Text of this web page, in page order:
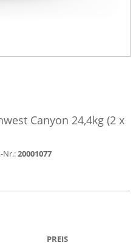
Canyon 24,4kg (2 x
Nr.:20001077
PREIS